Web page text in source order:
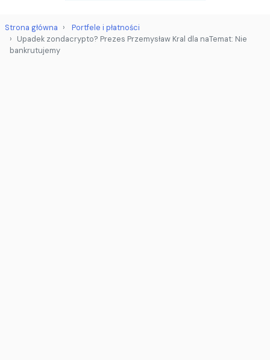
Strona główna
Portfele i płatności
Upadek zondacrypto? Prezes Przemysław Kral dla naTemat: Nie
bankrutujemy